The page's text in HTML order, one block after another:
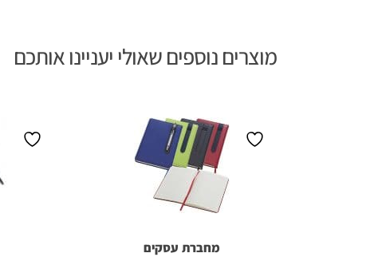
מוצרים נוספים שאולי יעניינו אותכם
מחברת עסקים